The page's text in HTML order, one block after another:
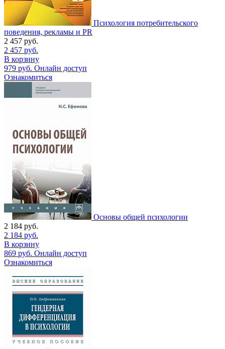
Психология потребительского
поведения, рекламы и PR
2 457 руб.
2 457 руб.
В корзину
979 руб. Онлайн доступ
Ознакомиться
Основы общей психологии
2 184 руб.
2 184 руб.
В корзину
869 руб. Онлайн доступ
Ознакомиться